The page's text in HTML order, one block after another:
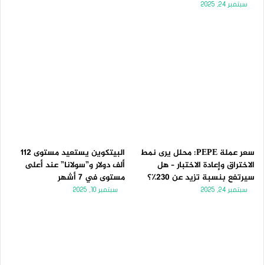
سبتمبر 24, 2025
سعر عملة PEPE: محلل يرى نمط
الاختراق وإعادة الاختبار – هل
سيرتفع بنسبة تزيد عن 230٪؟
سبتمبر 24, 2025
البيتكوين يستعيد مستوى 112
ألف دولار و”سولانا” عند أعلى
مستوى في 7 أشهر
سبتمبر 10, 2025